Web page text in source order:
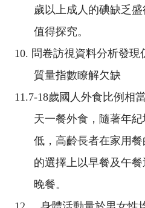
歲以上成人的碘缺乏
值得探究。
10. 問卷訪視資料分析發現
質量指數瞭解欠缺
11.7-18歲國人外食比例相
天一餐外食，隨著年
低，高齡長者在家用
的選擇上以早餐及午
晚餐。